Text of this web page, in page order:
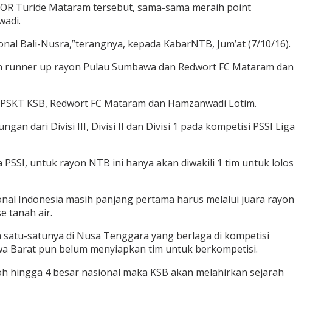
Turide Mataram tersebut, sama-sama meraih point
Bali-Nusra,”terangnya, kepada KabarNTB, Jum’at (7/10/16).
up rayon Pulau Sumbawa dan Redwort FC Mataram dan
KSB, Redwort FC Mataram dan Hamzanwadi Lotim.
dari Divisi III, Divisi II dan Divisi 1 pada kompetisi PSSI Liga
untuk rayon NTB ini hanya akan diwakili 1 tim untuk lolos
Indonesia masih panjang pertama harus melalui juara rayon
tanah air.
satunya di Nusa Tenggara yang berlaga di kompetisi
Barat pun belum menyiapkan tim untuk berkompetisi.
hingga 4 besar nasional maka KSB akan melahirkan sejarah